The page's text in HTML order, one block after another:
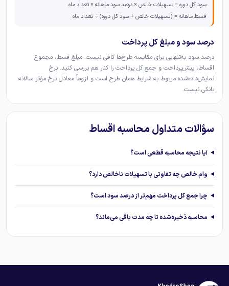
سود کل دوره = تسهیلات خالص × درصد سود ماهانه × تعداد ماه
قسط ماهانه = (تسهیلات خالص + سود کل دوره) ÷ تعداد ماه
درصد سود و مبلغ کل پرداخت
درصد سود به‌تنهایی برای مقایسه طرح‌ها کافی نیست. مبلغ قسط، مجموع
اقساط، پیش‌پرداخت و جمع کل پرداخت را کنار هم بررسی کنید. نرخ
نمایش‌داده‌شده مربوط به شرایط همان طرح است و لزوماً معادل نرخ مؤثر سالانه
بانکی نیست.
سؤالات متداول محاسبه اقساط
آیا نتیجه محاسبه قطعی است؟
وام خالص چه تفاوتی با تسهیلات ناخالص دارد؟
چرا جمع کل پرداخت مهم‌تر از درصد سود است؟
محاسبه ذخیره‌شده تا چه مدت باقی می‌ماند؟